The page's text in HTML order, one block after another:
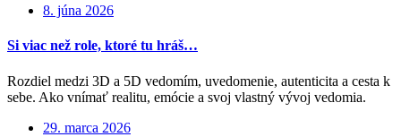
8. júna 2026
Si viac než role, ktoré tu hráš…
Rozdiel medzi 3D a 5D vedomím, uvedomenie, autenticita a cesta k
sebe. Ako vnímať realitu, emócie a svoj vlastný vývoj vedomia.
29. marca 2026